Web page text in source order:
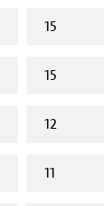
15
15
12
11